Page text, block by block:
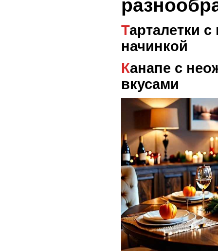
Тарталетки с пикантной
начинкой
Канапе с неожиданными
вкусами